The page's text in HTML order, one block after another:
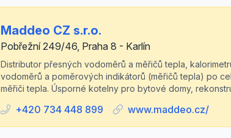
Maddeo CZ s.r.o.
Pobřežní 249/46, Praha 8 - Karlín
Distributor přesných vodoměrů a měřičů tepla,
vodoměrů a poměrových indikátorů (měřičů tepla) po
měřiči tepla. Úsporné kotelny pro bytové domy,
+420 734 448 899 www.maddeo.cz/